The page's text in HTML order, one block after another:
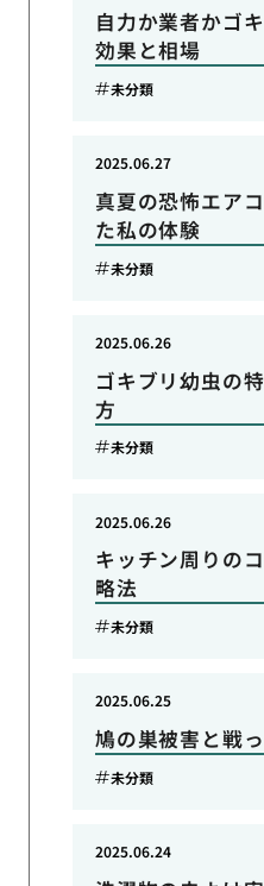
自力か業者かゴ
効果と相場
未分類
真夏の恐怖エア
た私の体験
2025.06.27
未分類
ゴキブリ幼虫の
方
2025.06.26
未分類
キッチン周りの
略法
2025.06.26
未分類
鳩の巣被害と戦
2025.06.25
未分類
2025.06.24